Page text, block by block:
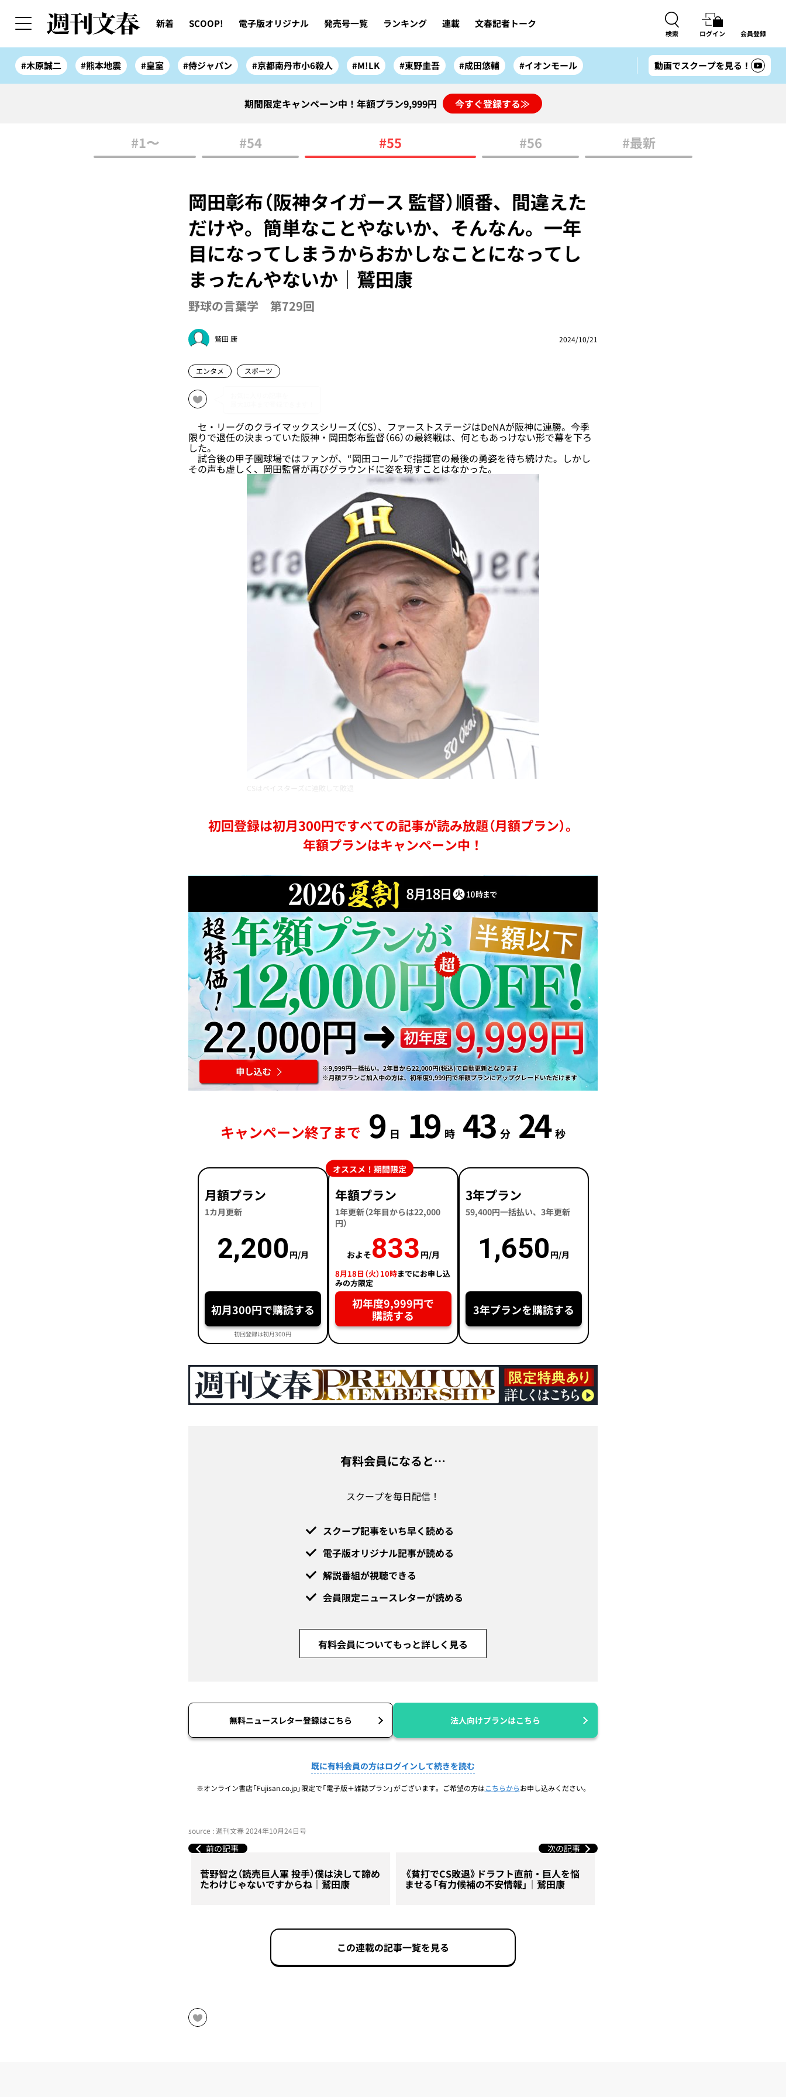
新着 SCOOP! 電子版オリジナル 発売号一覧 ランキング 連載 文春記者トーク
検索 ログイン 会員登録
#木原誠二 #熊本地震 #皇室 #侍ジャパン #京都南丹市小6殺人 #M!LK #東野圭吾 #成田悠輔 #イオンモール 動画でスクープを見る！
期間限定キャンペーン中！年額プラン9,999円 今すぐ登録する≫
#1〜 #54 #55 #56 #最新
岡田彰布（阪神タイガース 監督）順番、間違えた
だけや。簡単なことやないか、そんなん。一年
目になってしまうからおかしなことになってし
まったんやないか｜鷲田康
野球の言葉学 第729回
鷲田 康 2024/10/21
エンタメ スポーツ
セ・リーグのクライマックスシリーズ（CS）、ファーストステージはDeNAが阪神に連勝。今季
限りで退任の決まっていた阪神・岡田彰布監督（66）の最終戦は、何ともあっけない形で幕を下ろ
した。
試合後の甲子園球場ではファンが、“岡田コール”で指揮官の最後の勇姿を待ち続けた。しかし
その声も虚しく、岡田監督が再びグラウンドに姿を現すことはなかった。
初回登録は初月300円ですべての記事が読み放題（月額プラン）。
年額プランはキャンペーン中！
キャンペーン終了まで 9 日 19 時 43 分 22 秒
月額プラン
1カ月更新
2,200 円/月
初月300円で購読する
初回登録は初月300円
年額プラン
1年更新（2年目からは22,000
円）
およそ833 円/月
8月18日（火）10時までにお申し込
みの方限定
初年度9,999円で
購読する
オススメ！期間限定
3年プラン
59,400円一括払い、3年更新
1,650 円/月
3年プランを購読する
有料会員になると…
スクープを毎日配信！
スクープ記事をいち早く読める
電子版オリジナル記事が読める
解説番組が視聴できる
会員限定ニュースレターが読める
有料会員についてもっと詳しく見る
無料ニュースレター登録はこちら 法人向けプランはこちら
既に有料会員の方はログインして続きを読む
※オンライン書店「Fujisan.co.jp」限定で「電子版＋雑誌プラン」がございます。ご希望の方はこちらからお申し込みください。
source : 週刊文春 2024年10月24日号
前の記事
菅野智之（読売巨人軍 投手）僕は決して諦め
たわけじゃないですからね｜鷲田康
次の記事
《貧打でCS敗退》ドラフト直前・巨人を悩
ませる「有力候補の不安情報」｜鷲田康
この連載の記事一覧を見る